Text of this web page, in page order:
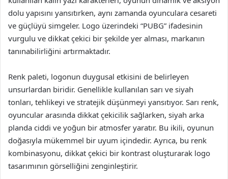
dolu yapısını yansıtırken, aynı zamanda oyunculara cesareti
ve güçlüyü simgeler. Logo üzerindeki “PUBG” ifadesinin
vurgulu ve dikkat çekici bir şekilde yer alması, markanın
tanınabilirliğini artırmaktadır.
Renk paleti, logonun duygusal etkisini de belirleyen
unsurlardan biridir. Genellikle kullanılan sarı ve siyah
tonları, tehlikeyi ve stratejik düşünmeyi yansıtıyor. Sarı renk,
oyuncular arasında dikkat çekicilik sağlarken, siyah arka
planda ciddi ve yoğun bir atmosfer yaratır. Bu ikili, oyunun
doğasıyla mükemmel bir uyum içindedir. Ayrıca, bu renk
kombinasyonu, dikkat çekici bir kontrast oluşturarak logo
tasarımının görselliğini zenginleştirir.